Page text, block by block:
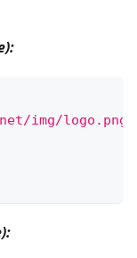
img/logo.png